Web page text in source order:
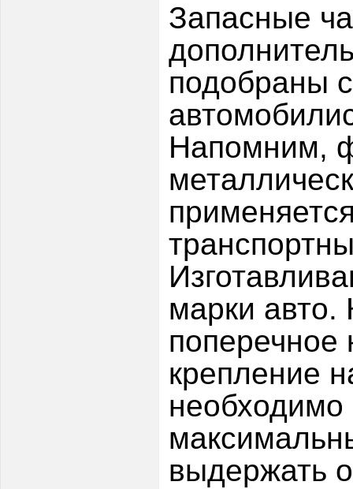
Запасные
подобраны
Напомним,
марки
поперечное
крепление
необходимо
выдержать